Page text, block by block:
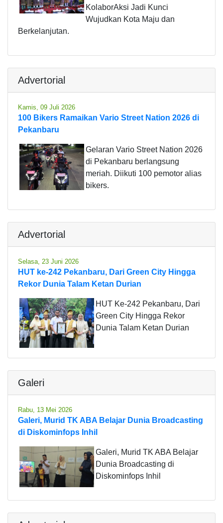
KolaborAksi Jadi Kunci
Wujudkan Kota Maju dan
Berkelanjutan.
Advertorial
Kamis, 09 Juli 2026
100 Bikers Ramaikan Vario Street Nation 2026 di
Pekanbaru
Gelaran Vario Street Nation 2026
di Pekanbaru berlangsung
meriah. Diikuti 100 pemotor alias
bikers.
Advertorial
Selasa, 23 Juni 2026
HUT ke-242 Pekanbaru, Dari Green City Hingga
Rekor Dunia Talam Ketan Durian
HUT Ke-242 Pekanbaru, Dari
Green City Hingga Rekor
Dunia Talam Ketan Durian
Galeri
Rabu, 13 Mei 2026
Galeri, Murid TK ABA Belajar Dunia Broadcasting
di Diskominfops Inhil
Galeri, Murid TK ABA Belajar
Dunia Broadcasting di
Diskominfops Inhil